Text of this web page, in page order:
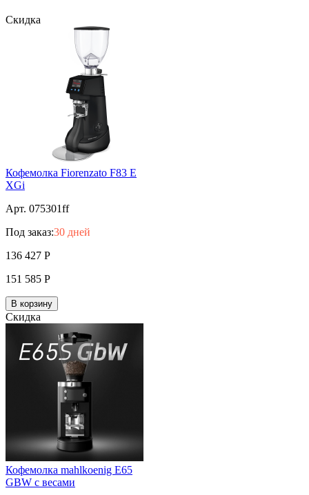
Скидка
Кофемолка Fiorenzato F83 E
XGi
Арт. 075301ff
Под заказ:30 дней
136 427 Р
151 585 Р
В корзину
Скидка
Кофемолка mahlkoenig E65
GBW с весами